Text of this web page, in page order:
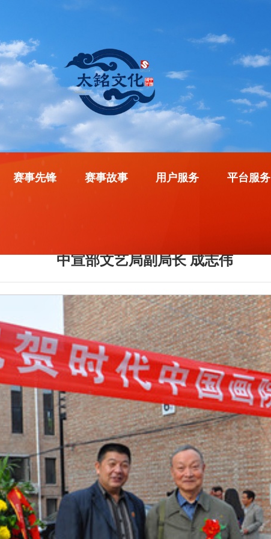
赛事先锋 赛事故事 用户服务 平台服务
中宣部文艺局副局长 成志伟